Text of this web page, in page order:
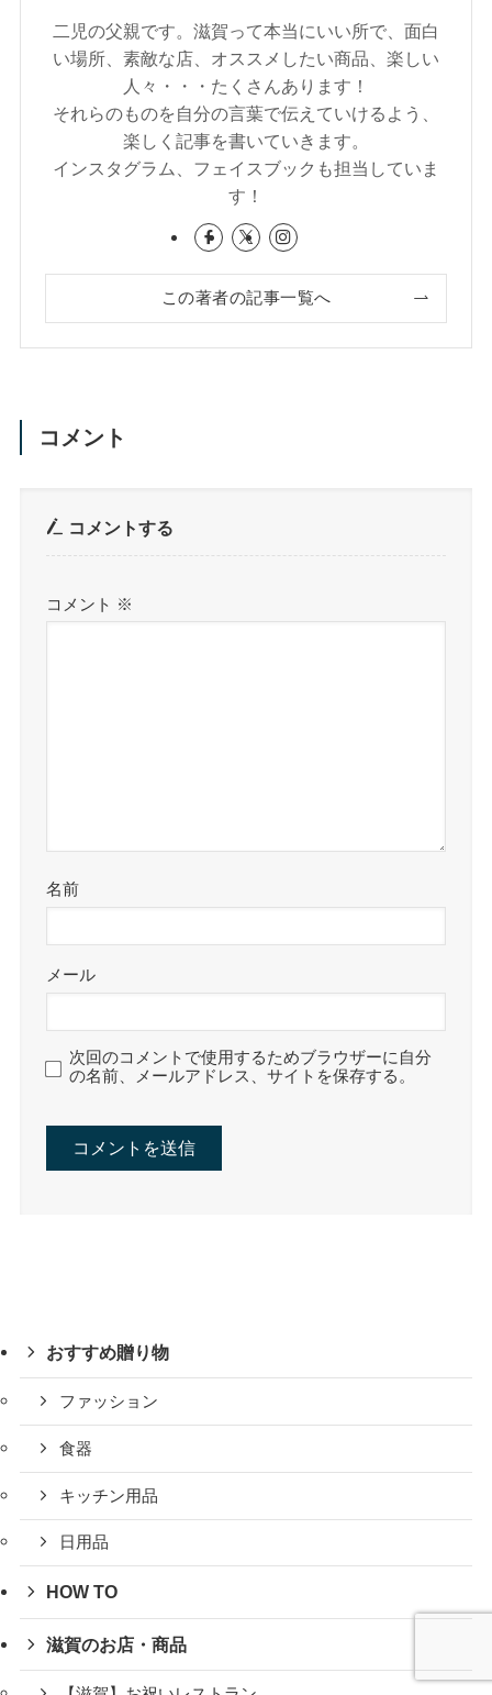
二児の父親です。滋賀って本当にいい所で、面白
い場所、素敵な店、オススメしたい商品、楽しい
人々・・・たくさんあります！
それらのものを自分の言葉で伝えていけるよう、
楽しく記事を書いていきます。
インスタグラム、フェイスブックも担当していま
す！
この著者の記事一覧へ
コメント
コメントする
コメント ※
名前
メール
次回のコメントで使用するためブラウザーに自分
の名前、メールアドレス、サイトを保存する。
おすすめ贈り物
ファッション
食器
キッチン用品
日用品
HOW TO
滋賀のお店・商品